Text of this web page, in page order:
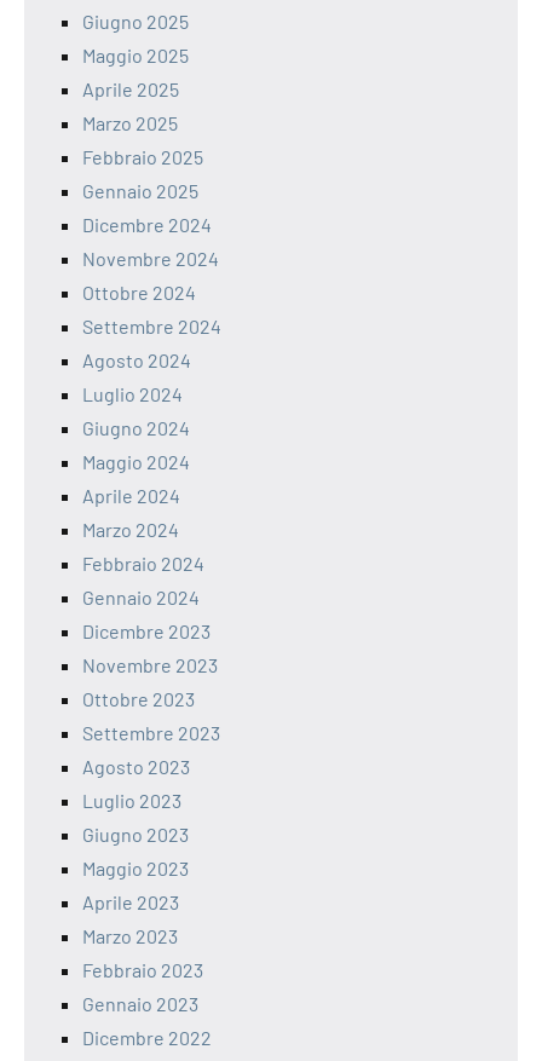
Giugno 2025
Maggio 2025
Aprile 2025
Marzo 2025
Febbraio 2025
Gennaio 2025
Dicembre 2024
Novembre 2024
Ottobre 2024
Settembre 2024
Agosto 2024
Luglio 2024
Giugno 2024
Maggio 2024
Aprile 2024
Marzo 2024
Febbraio 2024
Gennaio 2024
Dicembre 2023
Novembre 2023
Ottobre 2023
Settembre 2023
Agosto 2023
Luglio 2023
Giugno 2023
Maggio 2023
Aprile 2023
Marzo 2023
Febbraio 2023
Gennaio 2023
Dicembre 2022